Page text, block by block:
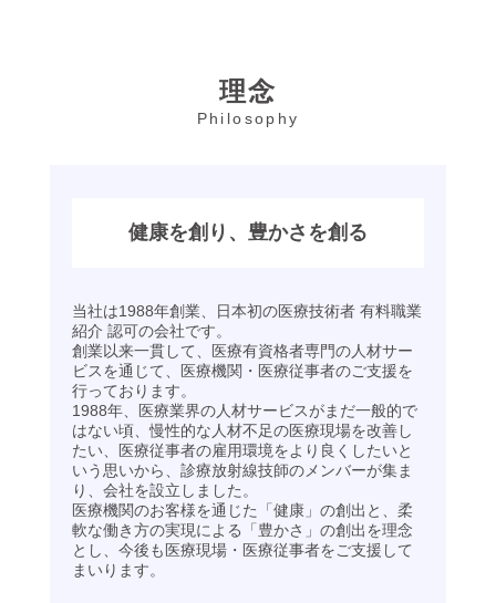
理念
Philosophy
健康を創り、豊かさを創る
当社は1988年創業、日本初の医療技術者 有料職業
紹介 認可の会社です。
創業以来一貫して、医療有資格者専門の人材サー
ビスを通じて、医療機関・医療従事者のご支援を
行っております。
1988年、医療業界の人材サービスがまだ一般的で
はない頃、慢性的な人材不足の医療現場を改善し
たい、医療従事者の雇用環境をより良くしたいと
いう思いから、診療放射線技師のメンバーが集ま
り、会社を設立しました。
医療機関のお客様を通じた「健康」の創出と、柔
軟な働き方の実現による「豊かさ」の創出を理念
とし、今後も医療現場・医療従事者をご支援して
まいります。